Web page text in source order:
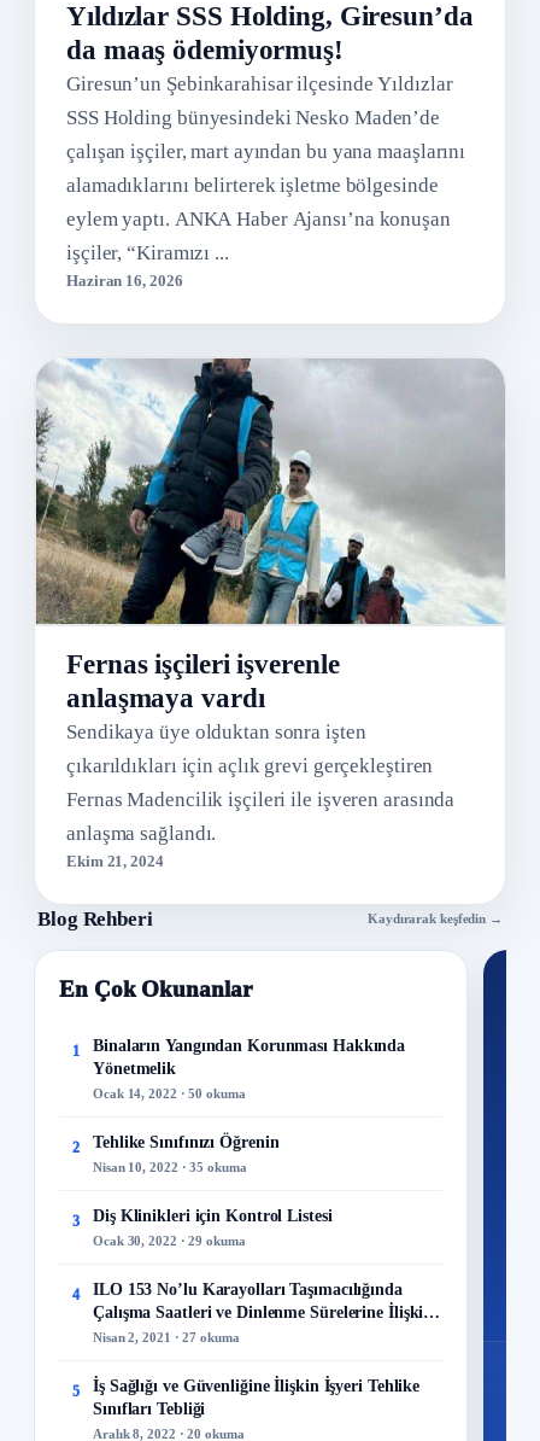
Yıldızlar SSS Holding, Giresun’da
da maaş ödemiyormuş!
Giresun’un Şebinkarahisar ilçesinde Yıldızlar
SSS Holding bünyesindeki Nesko Maden’de
çalışan işçiler, mart ayından bu yana maaşlarını
alamadıklarını belirterek işletme bölgesinde
eylem yaptı. ANKA Haber Ajansı’na konuşan
işçiler, “Kiramızı ...
Haziran 16, 2026
Fernas işçileri işverenle
anlaşmaya vardı
Sendikaya üye olduktan sonra işten
çıkarıldıkları için açlık grevi gerçekleştiren
Fernas Madencilik işçileri ile işveren arasında
anlaşma sağlandı.
Ekim 21, 2024
Blog Rehberi Kaydırarak keşfedin →
En Çok Okunanlar
1
Binaların Yangından Korunması Hakkında
Yönetmelik
Ocak 14, 2022 · 50 okuma
2 Tehlike Sınıfınızı Öğrenin
Nisan 10, 2022 · 35 okuma
3 Diş Klinikleri için Kontrol Listesi
Ocak 30, 2022 · 29 okuma
4
ILO 153 No’lu Karayolları Taşımacılığında
Çalışma Saatleri ve Dinlenme Sürelerine İlişkin
Sözleşme
Nisan 2, 2021 · 27 okuma
5
İş Sağlığı ve Güvenliğine İlişkin İşyeri Tehlike
Sınıfları Tebliği
Aralık 8, 2022 · 20 okuma